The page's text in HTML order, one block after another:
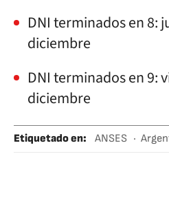
DNI terminados en 8:
diciembre
DNI terminados en 9:
diciembre
Etiquetado en: ANSES